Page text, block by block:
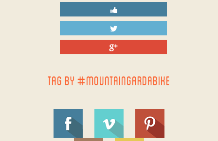
TAG BY #MOUNTAINGARDABIKE